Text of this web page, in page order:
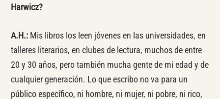
Harwicz?
A.H.:Mis libros los leen jóvenes en las universidades, en
talleres literarios, en clubes de lectura, muchos de entre
20 y 30 años, pero también mucha gente de mi edad y de
cualquier generación. Lo que escribo no va para un
público específico, ni hombre, ni mujer, ni pobre, ni rico,